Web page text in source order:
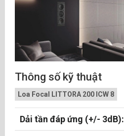
Thông số kỹ thuật
Loa Focal LITTORA 200 ICW 8
Dải tần đáp ứng (+/- 3dB):